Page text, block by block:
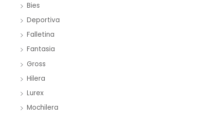
Bies
Deportiva
Falletina
Fantasia
Gross
Hilera
Lurex
Mochilera